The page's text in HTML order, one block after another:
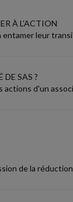
À L'ACTION
leur
SAS ?
d'un
de la